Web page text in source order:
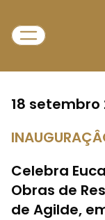
18 setembro
Celebra
Obras de
de Agilde,